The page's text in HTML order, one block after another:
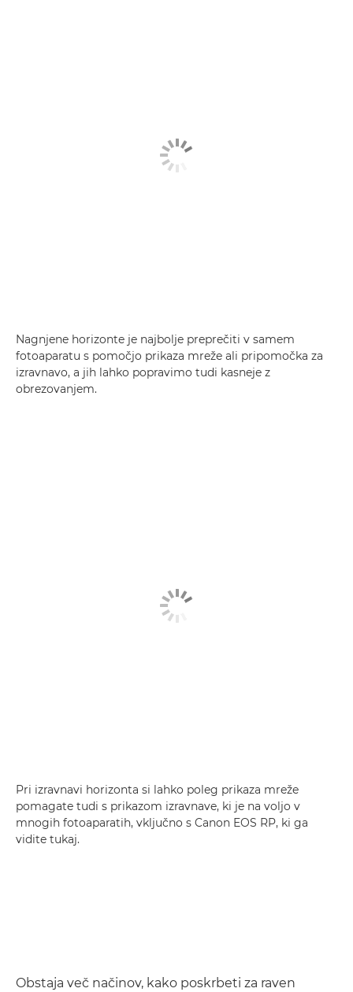
Nagnjene horizonte je najbolje preprečiti v samem
fotoaparatu s pomočjo prikaza mreže ali pripomočka za
izravnavo, a jih lahko popravimo tudi kasneje z
obrezovanjem.
Pri izravnavi horizonta si lahko poleg prikaza mreže
pomagate tudi s prikazom izravnave, ki je na voljo v
mnogih fotoaparatih, vključno s Canon EOS RP, ki ga
vidite tukaj.
Obstaja več načinov, kako poskrbeti za raven